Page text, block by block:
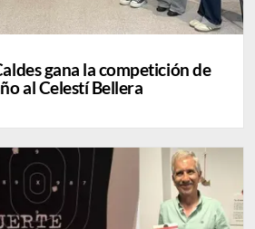
gana la competición de
al Celestí Bellera